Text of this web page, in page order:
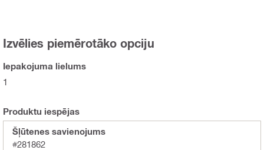
Izvēlies piemērotāko opciju
Iepakojuma lielums
1
Produktu iespējas
Šļūtenes savienojums
#281862